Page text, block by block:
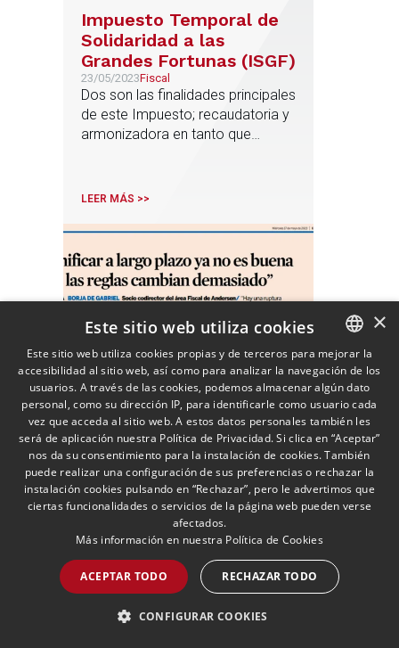
Impuesto Temporal de
Solidaridad a las
Grandes Fortunas (ISGF)
23/05/2023Fiscal
Dos son las finalidades principales
de este Impuesto; recaudatoria y
armonizadora en tanto que
patrimonio de las personas físicas
Comunidades Autónomas
LEER MÁS >>
“Planificar a largo plazo
ya no es buena idea, las
reglas cambian
demasiado”
17/05/2023Fiscal
Borja De Gabriel, Socio codirector
del área de Fiscal de Andersen,
analiza en una entrevista para
Expansión las claves de un buen
asesoramiento fiscal y las
principales demandas de los
clientes
LEER MÁS >>
SPANISH
ENGLISH
PORTUGUESE
×
Este sitio web utiliza cookies
Este sitio web utiliza cookies propias y de terceros para mejorar la
accesibilidad al sitio web, así como para analizar la navegación de los
usuarios. A través de las cookies, podemos almacenar algún dato
personal, como su dirección IP, para identificarle como usuario cada
vez que acceda al sitio web. A estos datos personales también les
será de aplicación nuestra Política de Privacidad. Si clica en “Aceptar”
nos da su consentimiento para la instalación de cookies. También
puede realizar una configuración de sus preferencias o rechazar la
instalación cookies pulsando en “Rechazar”, pero le advertimos que
ciertas funcionalidades o servicios de la página web pueden verse
afectados.
Más información en nuestra Política de Cookies
ACEPTAR TODO RECHAZAR TODO
CONFIGURAR COOKIES